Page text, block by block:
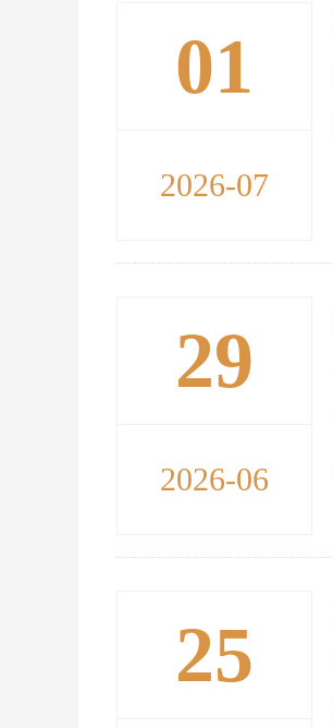
01
2026-07
29
2026-06
25